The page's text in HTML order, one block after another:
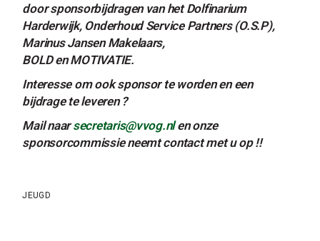
door sponsorbijdragen van het Dolfinarium
Harderwijk, Onderhoud Service Partners (O.S.P),
Marinus Jansen Makelaars,
BOLD en MOTIVATIE.
Interesse om ook sponsor te worden en een
bijdrage te leveren ?
Mail naarsecretaris@vvog.nlen onze
sponsorcommissie neemt contact met u op !!
JEUGD